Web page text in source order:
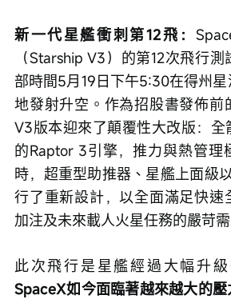
新一代星艦衝刺第12飛：
（Starship V3）的第12次飛行
部時間5月19日下午5:30在得州
地發射升空。作為招股書發佈前
V3版本迎來了顛覆性大改版：
的Raptor 3引擎，推力與熱管理
時，超重型助推器、星艦上面級
行了重新設計，以全面滿足快速
加注及未來載人火星任務的嚴苛需
此次飛行是星艦經過大幅升級
SpaceX如今面臨著越來越大的